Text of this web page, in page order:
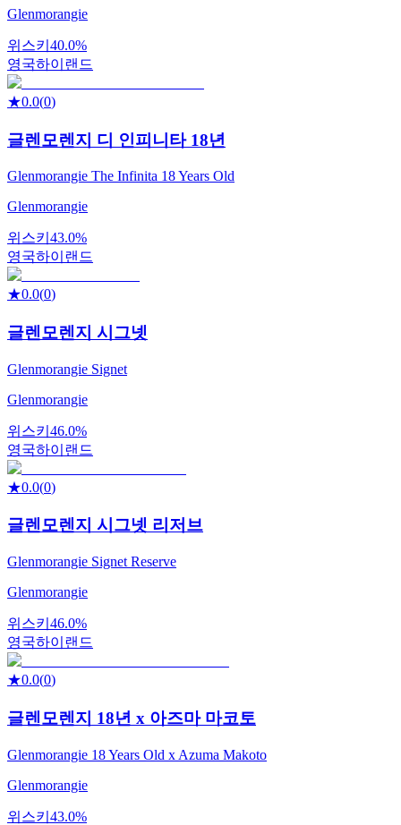
Glenmorangie
위스키 40.0%
영국하이랜드
★0.0(0)
글렌모렌지 디 인피니타 18년
Glenmorangie The Infinita 18 Years Old
Glenmorangie
위스키 43.0%
영국하이랜드
★0.0(0)
글렌모렌지 시그넷
Glenmorangie Signet
Glenmorangie
위스키 46.0%
영국하이랜드
★0.0(0)
글렌모렌지 시그넷 리저브
Glenmorangie Signet Reserve
Glenmorangie
위스키 46.0%
영국하이랜드
★0.0(0)
글렌모렌지 18년 x 아즈마 마코토
Glenmorangie 18 Years Old x Azuma Makoto
Glenmorangie
위스키 43.0%